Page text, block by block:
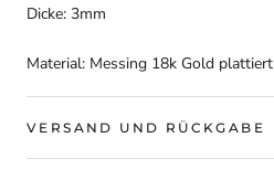
Dicke: 3mm
Material: Messing 18k Gold plattiert
VERSAND UND RÜCKGABE